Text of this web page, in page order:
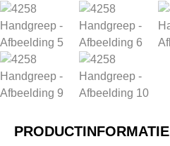
PRODUCTINFORMATIE